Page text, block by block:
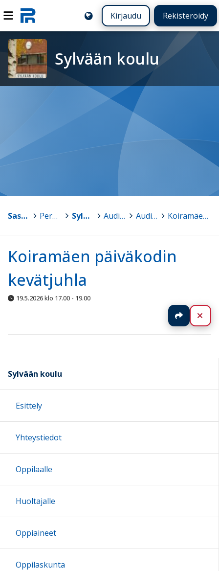
Kirjaudu Rekisteröidy
Sylvään koulu
Sastamala > Peruskoulut > Sylvään koulu > Auditorion varaus > Auditorion vuokraus > Koiramäen päiväkodin kevätjuhla
Koiramäen päiväkodin
kevätjuhla
19.5.2026 klo 17.00 - 19.00
Jaa
Sylvään koulu
Esittely
Yhteystiedot
Oppilaalle
Huoltajalle
Oppiaineet
Oppilaskunta